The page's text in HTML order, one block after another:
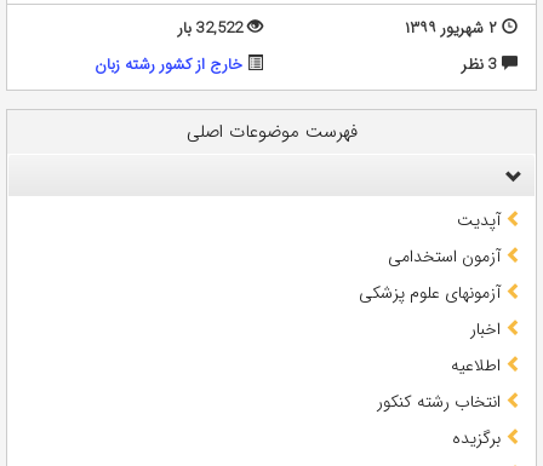
۲ شهریور ۱۳۹۹
32,522 بار
3 نظر
خارج از کشور رشته زبان
فهرست موضوعات اصلی
آپدیت
آزمون استخدامی
آزمونهای علوم پزشکی
اخبار
اطلاعیه
انتخاب رشته کنکور
برگزیده